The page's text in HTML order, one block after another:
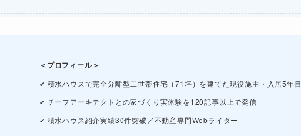
＜プロフィール＞
✔ 積水ハウスで完全分離型二世帯住宅（71坪）を建てた現役施主・入居5年目
✔ チーフアーキテクトとの家づくり実体験を120記事以上で発信
✔ 積水ハウス紹介実績30件突破／不動産専門Webライター